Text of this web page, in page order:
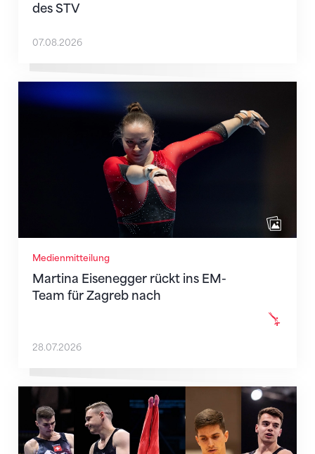
des STV
07.08.2026
Medienmitteilung
Martina Eisenegger rückt ins EM-
Team für Zagreb nach
28.07.2026
Männer-Team für die EM in Zagreb nominiert